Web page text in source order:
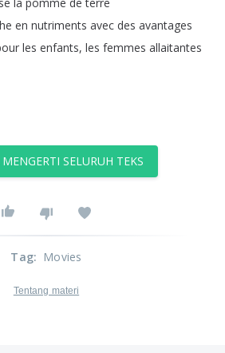
en nutriments avec des avantages
les enfants, les femmes allaitantes
MENGERTI SELURUH TEKS
Tag: Movies
Tentang materi